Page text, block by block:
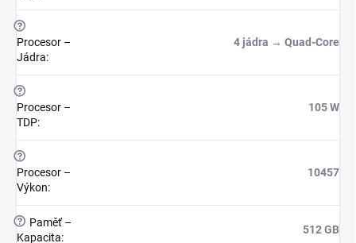
?
Procesor –
Jádra:
4 jádra → Quad-Core
?
Procesor –
TDP:
105 W
?
Procesor –
Výkon:
10457
?
Paměť –
Kapacita:
512 GB